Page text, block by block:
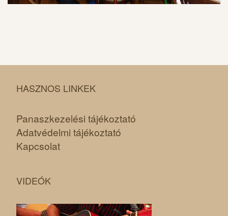
HASZNOS LINKEK
Panaszkezelési tájékoztató
Adatvédelmi tájékoztató
Kapcsolat
VIDEÓK